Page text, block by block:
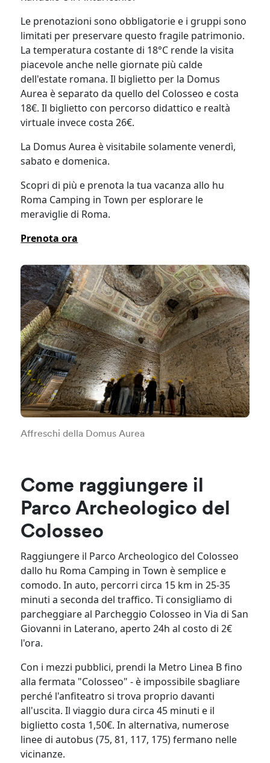
Le prenotazioni sono obbligatorie e i gruppi sono
limitati per preservare questo fragile patrimonio.
La temperatura costante di 18°C rende la visita
piacevole anche nelle giornate più calde
dell'estate romana. Il biglietto per la Domus
Aurea è separato da quello del Colosseo e costa
18€. Il biglietto con percorso didattico e realtà
virtuale invece costa 26€.
La Domus Aurea è visitabile solamente venerdì,
sabato e domenica.
Scopri di più e prenota la tua vacanza allo hu
Roma Camping in Town per esplorare le
meraviglie di Roma.
Prenota ora
Affreschi della Domus Aurea
Come raggiungere il
Parco Archeologico del
Colosseo
Raggiungere il Parco Archeologico del Colosseo
dallo hu Roma Camping in Town è semplice e
comodo. In auto, percorri circa 15 km in 25-35
minuti a seconda del traffico. Ti consigliamo di
parcheggiare al Parcheggio Colosseo in Via di San
Giovanni in Laterano, aperto 24h al costo di 2€
l'ora.
Con i mezzi pubblici, prendi la Metro Linea B fino
alla fermata "Colosseo" - è impossibile sbagliare
perché l'anfiteatro si trova proprio davanti
all'uscita. Il viaggio dura circa 45 minuti e il
biglietto costa 1,50€. In alternativa, numerose
linee di autobus (75, 81, 117, 175) fermano nelle
vicinanze.